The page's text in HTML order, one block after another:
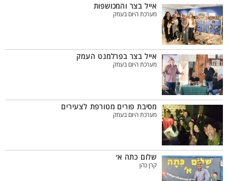
אייל בצר והמכושפות
מערכת היום בעמק
אייל בצר בפרלמנט העמק
מערכת היום בעמק
מסיבת פורים מטורפת לצעירים
מערכת היום בעמק
שלום כתה א׳
קרן כהן